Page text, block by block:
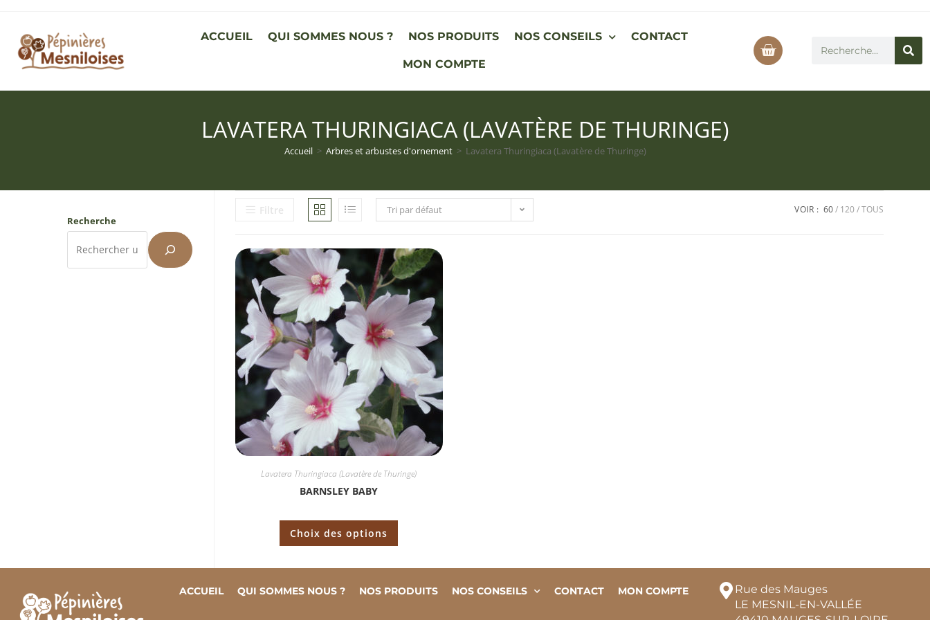
ACCUEIL QUI SOMMES NOUS ? NOS PRODUITS NOS CONSEILS CONTACT
MON COMPTE
LAVATERA THURINGIACA (LAVATÈRE DE THURINGE)
Accueil > Arbres et arbustes d'ornement > Lavatera Thuringiaca (Lavatère de Thuringe)
Recherche
Filtre Tri par défaut VOIR : 60 120 TOUS
Lavatera Thuringiaca (Lavatère de Thuringe)
BARNSLEY BABY
Choix des options
ACCUEIL QUI SOMMES NOUS ? NOS PRODUITS NOS CONSEILS CONTACT MON COMPTE
Rue des Mauges
LE MESNIL-EN-VALLÉE